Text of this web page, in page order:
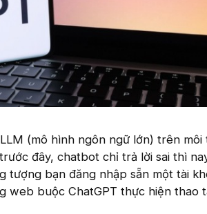
(mô hình ngôn ngữ lớn) trên môi
đây, chatbot chỉ trả lời sai thì
tượng bạn đăng nhập sẵn một tài
web buộc ChatGPT thực hiện thao